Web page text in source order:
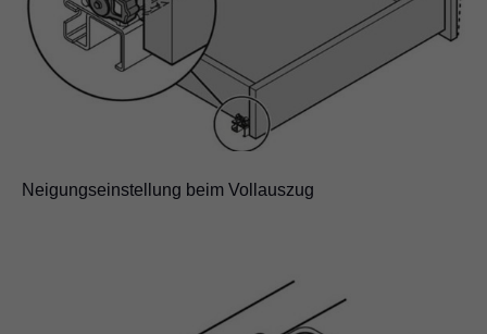
Neigungseinstellung beim Vollauszug